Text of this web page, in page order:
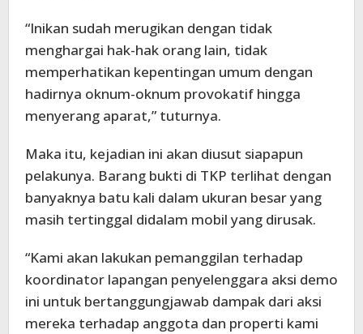
“Inikan sudah merugikan dengan tidak
menghargai hak-hak orang lain, tidak
memperhatikan kepentingan umum dengan
hadirnya oknum-oknum provokatif hingga
menyerang aparat,” tuturnya.
Maka itu, kejadian ini akan diusut siapapun
pelakunya. Barang bukti di TKP terlihat dengan
banyaknya batu kali dalam ukuran besar yang
masih tertinggal didalam mobil yang dirusak.
“Kami akan lakukan pemanggilan terhadap
koordinator lapangan penyelenggara aksi demo
ini untuk bertanggungjawab dampak dari aksi
mereka terhadap anggota dan properti kami